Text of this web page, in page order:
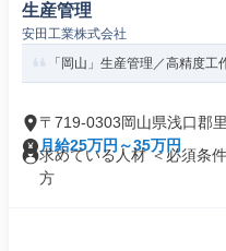
生産管理
安田工業株式会社
「岡山」生産管理／高精度工
〒719-0303岡山県浅口郡
月給25万円～35万円
求めている人材 ＜必須条
方